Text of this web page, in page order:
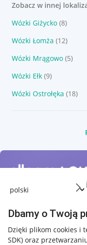
Dbamy o Twoją
Dzięki plikom cookies i
SDK) oraz
Zobacz w innej
Wózki Giżycko (8)
Wózki Łomża (12)
Wózki Mrągowo (5)
Wózki Ełk (9)
Wózki Ostrołęka (18)